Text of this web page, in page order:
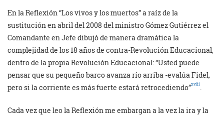
En la Reflexión “Los vivos y los muertos” a raíz de la
sustitución en abril del 2008 del ministro Gómez Gutiérrez el
Comandante en Jefe dibujó de manera dramática la
complejidad de los 18 años de contra-Revolución Educacional,
dentro de la propia Revolución Educacional: “Usted puede
pensar que su pequeño barco avanza río arriba -evalúa Fidel,
pero si la corriente es más fuerte estará retrocediendo”xviii .
Cada vez que leo la Reflexión me embargan a la vez la ira y la